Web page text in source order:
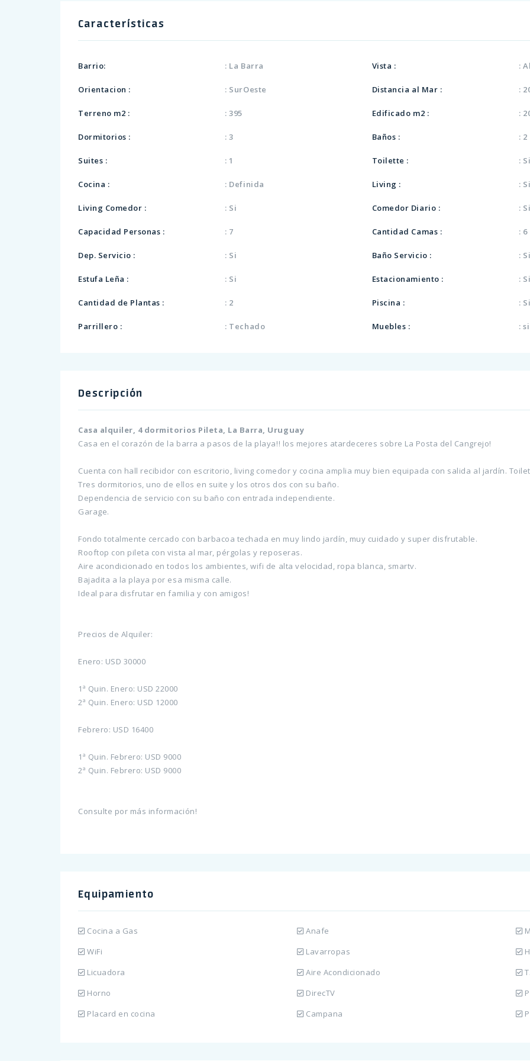
Características
Barrio: : La Barra Vista : :
Orientacion : : SurOeste Distancia al Mar : :
Terreno m2 : : 395 Edificado m2 : :
Dormitorios : : 3 Baños : : 2
Suites : : 1 Toilette : : Si
Cocina : : Definida Living : : Si
Living Comedor : : Si Comedor Diario : : Si
Capacidad Personas : : 7 Cantidad Camas : : 6
Dep. Servicio : : Si Baño Servicio : : Si
Estufa Leña : : Si Estacionamiento : : Si
Cantidad de Plantas : : 2 Piscina : : Si
Parrillero : : Techado Muebles : : si
Descripción
Casa alquiler, 4 dormitorios Pileta, La Barra, Uruguay
Casa en el corazón de la barra a pasos de la playa!! los mejores atardeceres sobre La Posta del Cangrejo!
Cuenta con hall recibidor con escritorio, living comedor y cocina amplia muy bien equipada con salida al jardín.
Tres dormitorios, uno de ellos en suite y los otros dos con su baño.
Dependencia de servicio con su baño con entrada independiente.
Garage.
Fondo totalmente cercado con barbacoa techada en muy lindo jardín, muy cuidado y super disfrutable.
Rooftop con pileta con vista al mar, pérgolas y reposeras.
Aire acondicionado en todos los ambientes, wifi de alta velocidad, ropa blanca, smartv.
Bajadita a la playa por esa misma calle.
Ideal para disfrutar en familia y con amigos!
Precios de Alquiler:
Enero: USD 30000
1ª Quin. Enero: USD 22000
2ª Quin. Enero: USD 12000
Febrero: USD 16400
1ª Quin. Febrero: USD 9000
2ª Quin. Febrero: USD 9000
Consulte por más información!
Equipamiento
Cocina a Gas Anafe
WiFi
Lavarropas
Licuadora
Aire Acondicionado
Horno
DirecTV
Placard en cocina
Campana